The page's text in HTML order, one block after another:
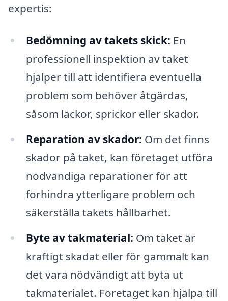
expertis:
Bedömning av takets skick: En
professionell inspektion av taket
hjälper till att identifiera eventuella
problem som behöver åtgärdas,
såsom läckor, sprickor eller skador.
Reparation av skador: Om det finns
skador på taket, kan företaget utföra
nödvändiga reparationer för att
förhindra ytterligare problem och
säkerställa takets hållbarhet.
Byte av takmaterial: Om taket är
kraftigt skadat eller för gammalt kan
det vara nödvändigt att byta ut
takmaterialet. Företaget kan hjälpa till